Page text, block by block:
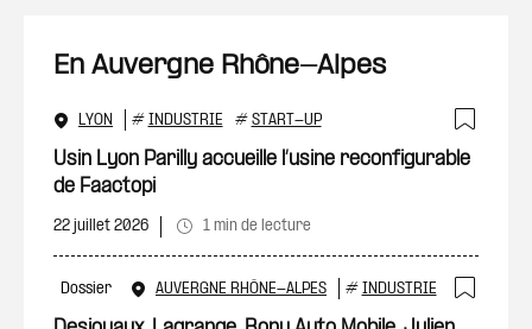
En Auvergne Rhône-Alpes
LYON # INDUSTRIE # START-UP
Usin Lyon Parilly accueille l’usine reconfigurable
de Faactopi
22 juillet 2026 1 min de lecture
Dossier AUVERGNE RHÔNE-ALPES # INDUSTRIE